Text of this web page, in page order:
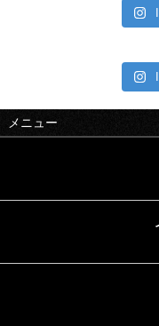
メニュー